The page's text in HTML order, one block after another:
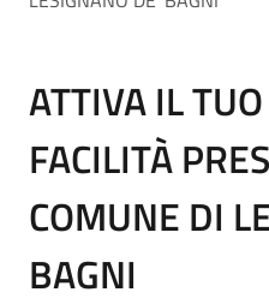
ATTIVA IL
FACILITÀ
COMUNE DI
BAGNI